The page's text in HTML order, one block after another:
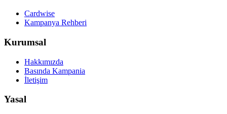
Cardwise
Kampanya Rehberi
Kurumsal
Hakkımızda
Basında Kampania
İletişim
Yasal